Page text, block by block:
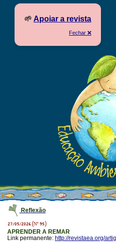
🌱 Apoiar a revista
Fechar ❌
Reflexão
27/05/2026 (Nº 95)
APRENDER A REMAR
Link permanente: http://revistaea.org/